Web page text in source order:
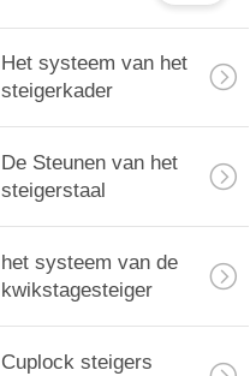
Het systeem van het
steigerkader
De Steunen van het
steigerstaal
het systeem van de
kwikstagesteiger
Cuplock steigers